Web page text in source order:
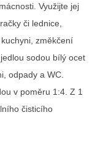
Využijte jej
či lednice,
změkčení
sodou bílý ocet
odpady a WC.
v poměru 1:4. Z 1
čisticího